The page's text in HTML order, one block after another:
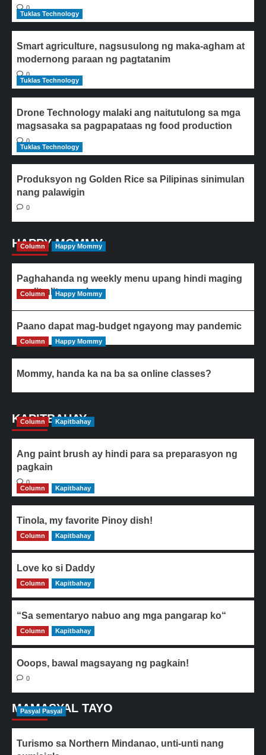
0
Tuklas Technology
Smart agriculture, nagsusulong ng maka-agham at
modernong paraan ng pagtatanim
0
Tuklas Technology
Drone Technology malaki ang naitutulong sa mga
magsasaka sa pagpapataas ng food production
0
Tuklas Technology
Produksyon ng Golden Rice sa Pilipinas sinimulan
nang palawigin
0
HAPPY MOMMY
Column Happy Mommy
Paghahanda ng weekly menu upang hindi maging
paulit-ulit ang ulam
Column Happy Mommy
Paano dapat mag-budget ngayong may pandemic
Column Happy Mommy
Mommy, handa ka na ba sa online classes?
KAPITBAHAY
Column Kapitbahay
Ang paint brush ay hindi para sa preparasyon ng
pagkain
0
Column
Kapitbahay
Tinola, my favorite Pinoy dish!
0
Column Kapitbahay
Love ko si Daddy
0
Column Kapitbahay
“Sa sementaryo nabuo ang mga pangarap ko“
0
Column Kapitbahay
Ooops, bawal magsayang ng pagkain!
0
MAMASYAL TAYO
Pasyal Pasyal
Turismo sa Northern Mindanao, unti-unti nang